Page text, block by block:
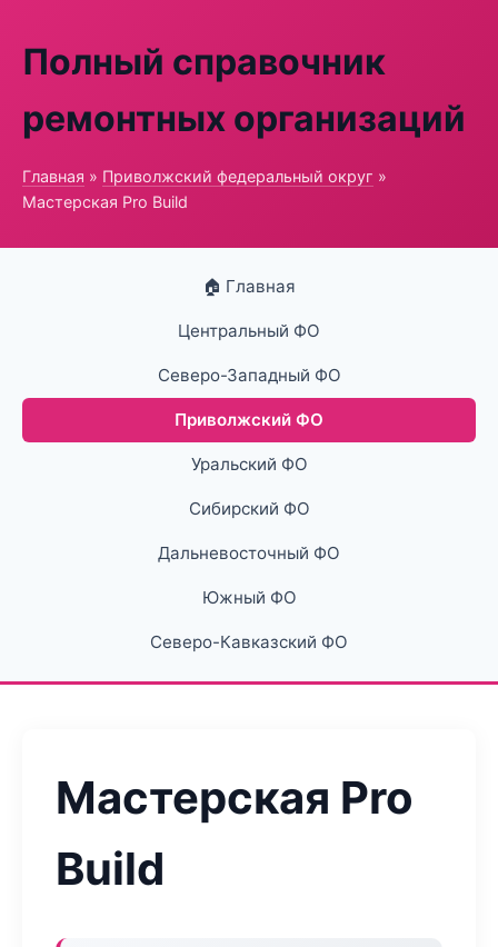
Полный справочник
ремонтных организаций
Главная » Приволжский федеральный округ »
Мастерская Pro Build
🏠 Главная
Центральный ФО
Северо-Западный ФО
Приволжский ФО
Уральский ФО
Сибирский ФО
Дальневосточный ФО
Южный ФО
Северо-Кавказский ФО
Мастерская Pro
Build